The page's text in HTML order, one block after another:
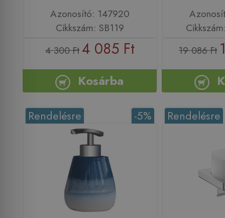
Azonosító: 147920
Cikkszám: SB119
4 300 Ft4 085 Ft
Kosárba
19 086 Ft
-5%
Rendelésre Rendelésre